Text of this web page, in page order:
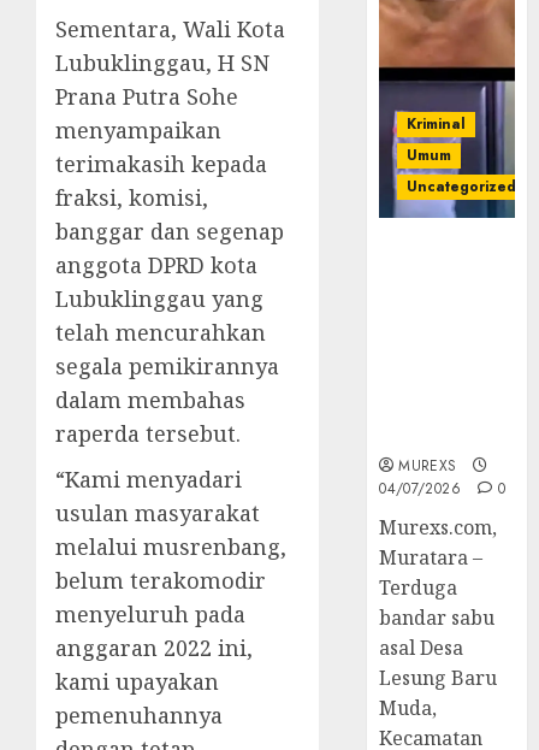
Sementara, Wali Kota
Lubuklinggau, H SN
Prana Putra Sohe
menyampaikan
terimakasih kepada
fraksi, komisi,
banggar dan segenap
anggota DPRD kota
Lubuklinggau yang
telah mencurahkan
segala pemikirannya
dalam membahas
raperda tersebut.
“Kami menyadari
usulan masyarakat
melalui musrenbang,
belum terakomodir
menyeluruh pada
anggaran 2022 ini,
kami upayakan
pemenuhannya
Kriminal
Umum
Uncategorized
MUREXS
04/07/2026
0
Murexs.com,
Muratara –
Terduga
bandar sabu
asal Desa
Lesung Baru
Muda,
Kecamatan